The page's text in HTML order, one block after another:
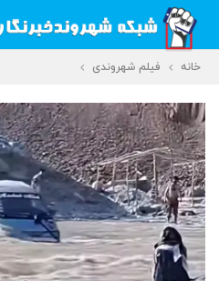
خانه فیلم شهروندی